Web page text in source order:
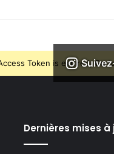
Token is expired,
Dernières mises à